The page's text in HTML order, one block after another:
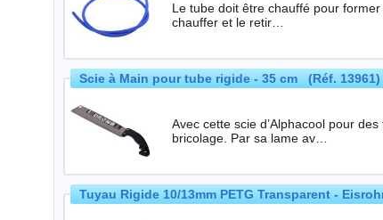
Le tube doit être chauffé pour
chauffer et le retir…
Scie à Main pour tube rigide - 35 cm (Réf. 13961)
Avec cette scie d’Alphacool pour
bricolage. Par sa lame av…
Tuyau Rigide 10/13mm PETG Transparent -